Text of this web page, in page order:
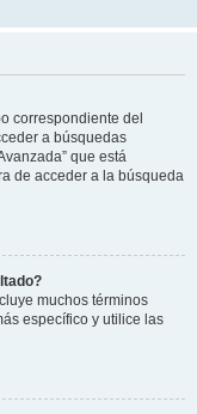
correspondiente del
a búsquedas
que está
de acceder a la búsqueda
muchos términos
específico y utilice las